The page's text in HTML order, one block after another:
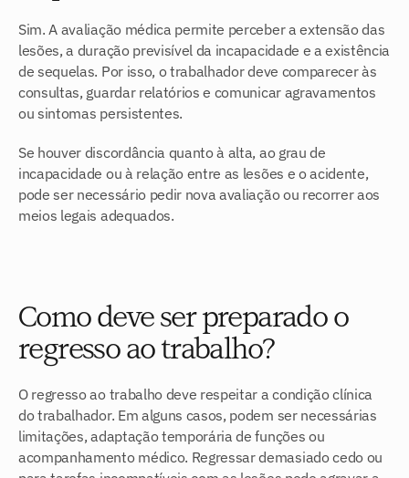
Sim. A avaliação médica permite perceber a extensão das
lesões, a duração previsível da incapacidade e a existência
de sequelas. Por isso, o trabalhador deve comparecer às
consultas, guardar relatórios e comunicar agravamentos
ou sintomas persistentes.
Se houver discordância quanto à alta, ao grau de
incapacidade ou à relação entre as lesões e o acidente,
pode ser necessário pedir nova avaliação ou recorrer aos
meios legais adequados.
Como deve ser preparado o
regresso ao trabalho?
O regresso ao trabalho deve respeitar a condição clínica
do trabalhador. Em alguns casos, podem ser necessárias
limitações, adaptação temporária de funções ou
acompanhamento médico. Regressar demasiado cedo ou